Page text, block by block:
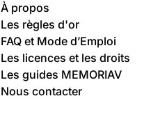
À propos
Les règles d'or
FAQ et Mode d’Emploi
Les licences et les droits
Les guides MEMORIAV
Nous contacter